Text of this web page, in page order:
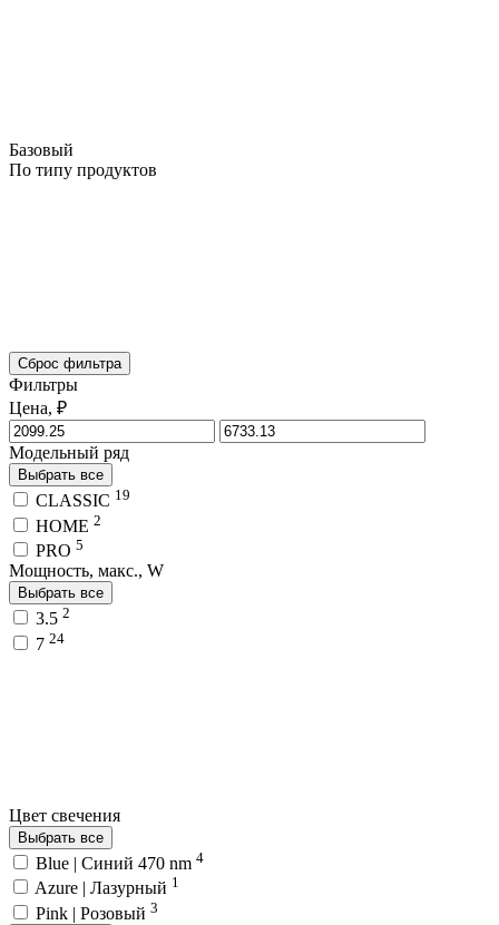
Базовый
По типу продуктов
Сброс фильтра
Фильтры
Цена, ₽
Модельный ряд
Выбрать все
CLASSIC 19
HOME 2
PRO 5
Мощность, макс., W
Выбрать все
3.5 2
7 24
Цвет свечения
Выбрать все
Blue | Синий 470 nm 4
Azure | Лазурный 1
Pink | Розовый 3